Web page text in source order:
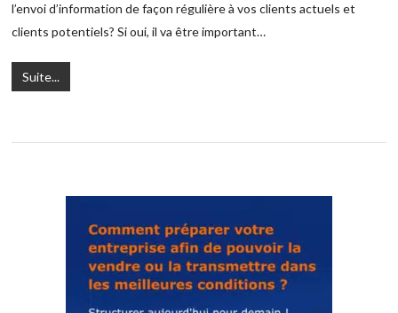
l’envoi d’information de façon régulière à vos clients actuels et
clients potentiels? Si oui, il va être important…
Suite...